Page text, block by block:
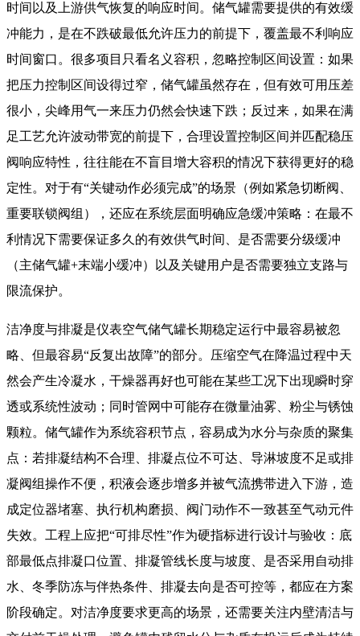
时间以及上游供气恢复的响应时间。储气罐需要提供的有效缓
冲能力，是在不跌破最低允许压力的前提下，覆盖最不利响应
时间窗口。很多项目只看名义容积，忽略控制区间设置：如果
把压力控制区间设得过窄，储气罐虽然存在，但有效可用压差
很小，尖峰用气一来压力仍然会快速下跌；反过来，如果在满
足工艺允许波动带宽的前提下，合理设置控制区间并匹配稳压
阀响应特性，往往能在不盲目增大容积的情况下获得更好的稳
定性。对于有“关键动作必须完成”的场景（例如紧急切断阀、
重要联锁阀组），还应在系统层面明确应急缓冲策略：在最不
利情况下需要保证多久的有效供气时间、是否需要分级缓冲
（主储气罐+末端小缓冲）以及关键用户是否需要独立支路与
限流保护。
洁净度与排凝是仪表空气储气罐长期稳定运行中最容易被忽
略、但最容易“反复出故障”的部分。压缩空气在降温过程中天
然会产生冷凝水，干燥器再好也可能在某些工况下出现瞬时穿
透或系统性波动；同时管网中可能存在微量油雾、粉尘与锈蚀
颗粒。储气罐作为系统容积节点，容易成为水分与杂质的聚集
点：若排凝结构不合理、排凝点位不可达、导淋坡度不足或排
凝阀组操作不便，积液会逐步增多并被气流携带进入下游，造
成定位器堵塞、执行机构磨损、阀门动作不一致甚至气动元件
失效。工程上应把“可排尽性”作为硬指标进行设计与验收：底
部最低点排凝口位置、排凝管线长度与坡度、是否采用自动排
水、冬季防冻与伴热条件、排凝去向是否可控等，都应在方案
阶段确定。对洁净度要求更高的场景，还需要关注内壁清洁与